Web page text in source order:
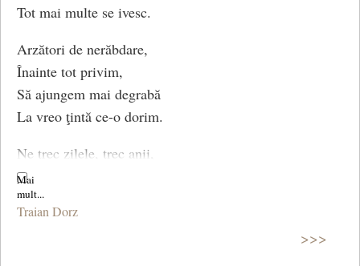
femeie, ce-ai rămas, în ani, departe.
Citesc şi mă citeşti, şi te citesc,
şi-mi stai ca semnul de mătase-n carte.
(De dragoste)
Tot mai multe se ivesc.
Arzători de nerăbdare,
Înainte tot privim,
Să ajungem mai degrabă
La vreo ţintă ce-o dorim.
Ne trec zilele, trec anii,
Clipe scumpe şi dureri,
Noi trăim hrăniţi de visuri
Însetaţi după plăceri!
Traian Dorz
>>>